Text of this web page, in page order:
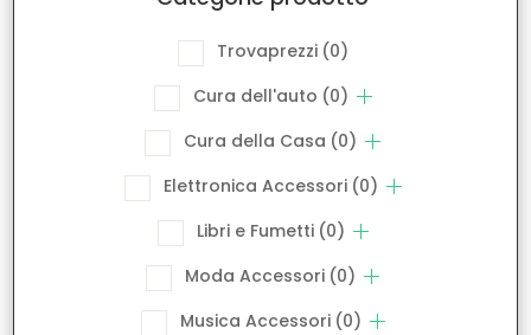
Trovaprezzi (0)
Cura dell'auto (0)
Cura della Casa (0)
Elettronica Accessori (0)
Libri e Fumetti (0)
Moda Accessori (0)
Musica Accessori (0)